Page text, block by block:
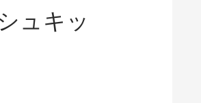
ュキッ